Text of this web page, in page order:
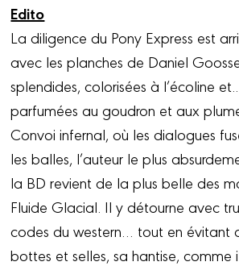
Edito
La diligence du Pony Express est
avec les planches de Daniel
splendides, colorisées à l’écoline
parfumées au goudron et aux
Convoi infernal, où les dialogues
les balles, l’auteur le plus
la BD revient de la plus belle des
Fluide Glacial. Il y détourne avec
codes du western… tout en évitant
bottes et selles, sa hantise, comme